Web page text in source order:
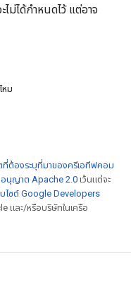
ได้กำหนดไว้ แต่อาจ
หม
ต้องระบุที่มาของครีเอทีฟคอม
อนุญาต Apache 2.0เว้นแต่จะ
บไซต์ Google Developers
และ/หรือบริษัทในเครือ